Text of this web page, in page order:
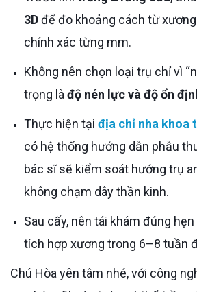
3Dđể đo khoảng cách từ
chính xác từng mm.
Không nên chọn loại trụ chỉ vì “nhỏ hơn” – quan
trọng là độ nén lực và độ ổn
Thực hiện tại địa chỉ nha khoa
có hệ thống hướng dẫn phẫu
bác sĩ sẽ kiểm soát hướng trụ
không chạm dây thần kinh.
Sau cấy, nên tái khám đúng hẹn để theo dõi sự
tích hợp xương trong 6–8 tuần
Chú Hòa yên tâm nhé, với công nghệ và kỹ thuật hiện